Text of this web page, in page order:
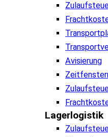
Avisierung
Lagerlogistik